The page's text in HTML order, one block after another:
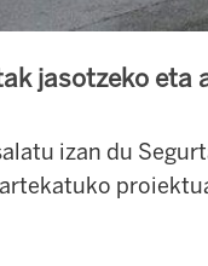
jasotzeko
izan du